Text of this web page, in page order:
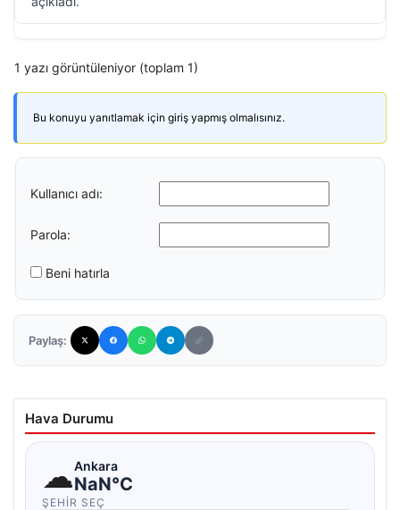
1 yazı görüntüleniyor (toplam 1)
Bu konuyu yanıtlamak için giriş yapmış olmalısınız.
Kullanıcı adı:
Parola:
Beni hatırla
Paylaş:
Hava Durumu
☁Ankara
NaN°C
ŞEHIR SEÇ